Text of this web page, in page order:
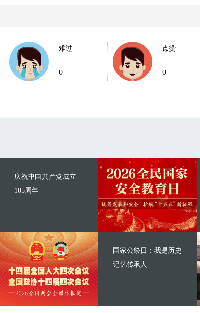
难过
0
点赞
0
庆祝中国共产党成立
105周年
国家公祭日：我是历史
记忆传承人